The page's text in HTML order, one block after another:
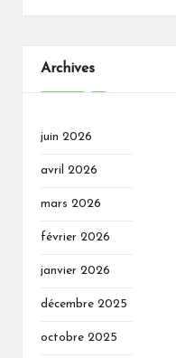
Archives
juin 2026
avril 2026
mars 2026
février 2026
janvier 2026
décembre 2025
octobre 2025